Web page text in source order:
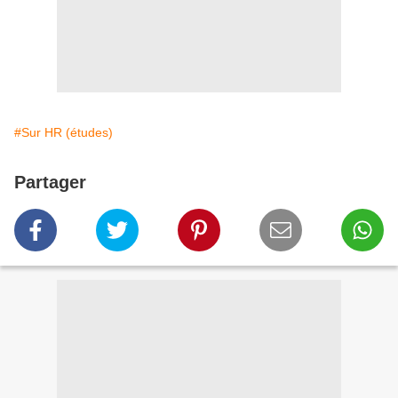
#Sur HR (études)
Partager